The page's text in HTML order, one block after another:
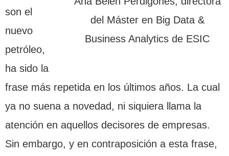
del Máster en Big Data &
Business Analytics de ESIC
son el
nuevo
petróleo,
ha sido la
frase más repetida en los últimos años. La cual
ya no suena a novedad, ni siquiera llama la
atención en aquellos decisores de empresas.
Sin embargo, y en contraposición a esta frase,